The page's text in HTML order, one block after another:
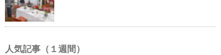
人気記事（１週間）